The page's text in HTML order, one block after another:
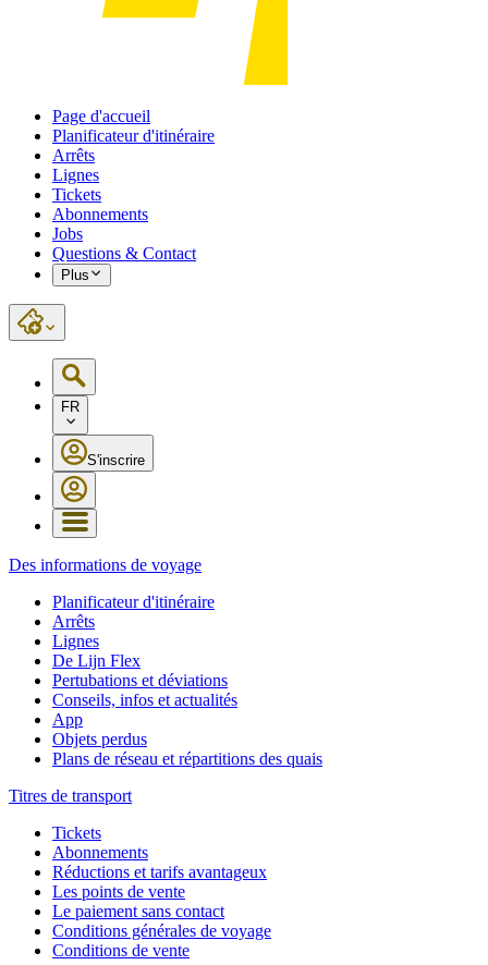
Page d'accueil
Planificateur d'itinéraire
Arrêts
Lignes
Tickets
Abonnements
Jobs
Questions & Contact
Plus
FR
S'inscrire
Des informations de voyage
Planificateur d'itinéraire
Arrêts
Lignes
De Lijn Flex
Pertubations et déviations
Conseils, infos et actualités
App
Objets perdus
Plans de réseau et répartitions des quais
Titres de transport
Tickets
Abonnements
Réductions et tarifs avantageux
Les points de vente
Le paiement sans contact
Conditions générales de voyage
Conditions de vente